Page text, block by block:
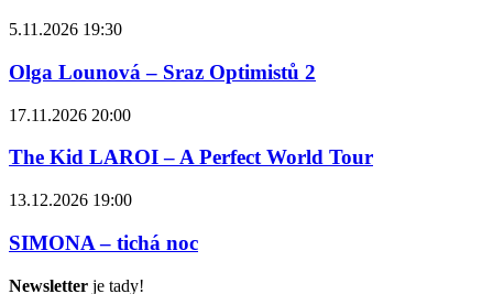
5.11.2026 19:30
Olga Lounová – Sraz Optimistů 2
17.11.2026 20:00
The Kid LAROI – A Perfect World Tour
13.12.2026 19:00
SIMONA – tichá noc
Newsletter je tady!